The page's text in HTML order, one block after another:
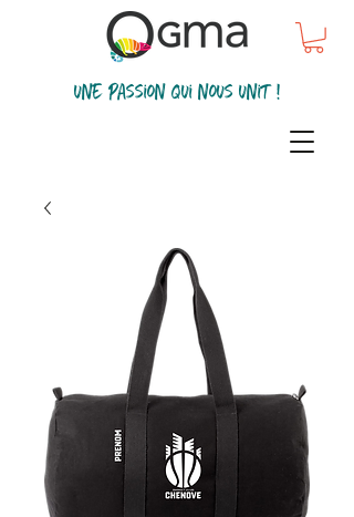
une passion qui nous unit !